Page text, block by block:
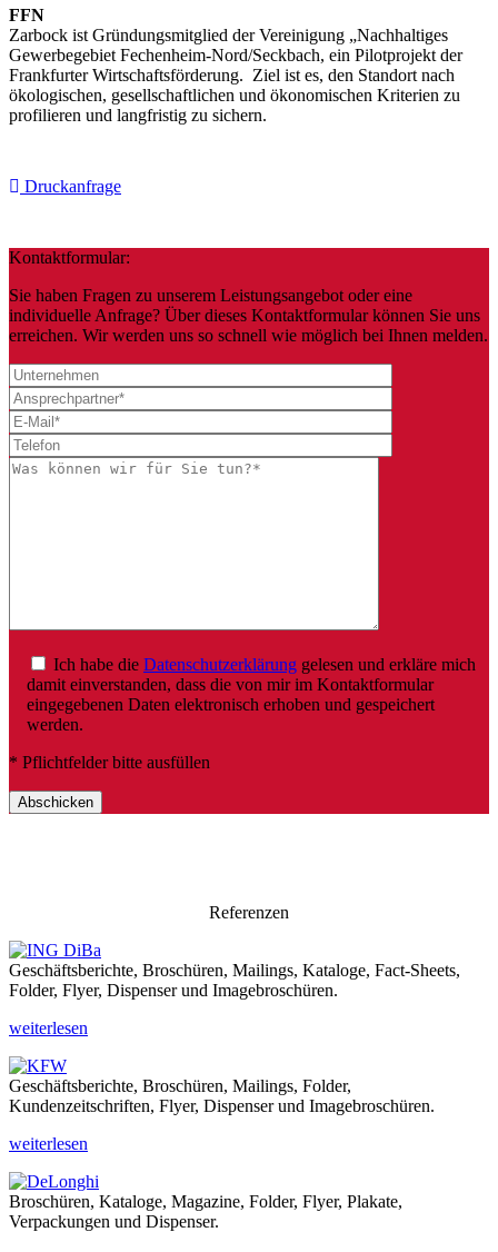
FFN
Zarbock ist Gründungsmitglied der Vereinigung „Nachhaltiges
Gewerbegebiet Fechenheim-Nord/Seckbach, ein Pilotprojekt der
Frankfurter Wirtschaftsförderung. Ziel ist es, den Standort nach
ökologischen, gesellschaftlichen und ökonomischen Kriterien zu
profilieren und langfristig zu sichern.
Druckanfrage
Kontaktformular:
Sie haben Fragen zu unserem Leistungsangebot oder eine
individuelle Anfrage? Über dieses Kontaktformular können Sie uns
erreichen. Wir werden uns so schnell wie möglich bei Ihnen melden.
Ich habe die Datenschutzerklärung gelesen und erkläre mich
damit einverstanden, dass die von mir im Kontaktformular
eingegebenen Daten elektronisch erhoben und gespeichert
werden.
* Pflichtfelder bitte ausfüllen
Referenzen
Geschäftsberichte, Broschüren, Mailings, Kataloge, Fact-Sheets,
Folder, Flyer, Dispenser und Imagebroschüren.
weiterlesen
Geschäftsberichte, Broschüren, Mailings, Folder,
Kundenzeitschriften, Flyer, Dispenser und Imagebroschüren.
weiterlesen
Broschüren, Kataloge, Magazine, Folder, Flyer, Plakate,
Verpackungen und Dispenser.